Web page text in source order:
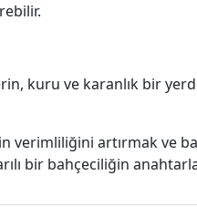
kuru ve karanlık bir
verimliliğini artırmak ve
bir bahçeciliğin